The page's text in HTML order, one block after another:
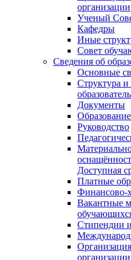
организации
Ученый
Кафедры
Иные
Совет
Сведения об
Основные
Структура
Документы
Образование
Руководство
Доступная
Платные
Финансово-
Вакантные
Стипендии
организации